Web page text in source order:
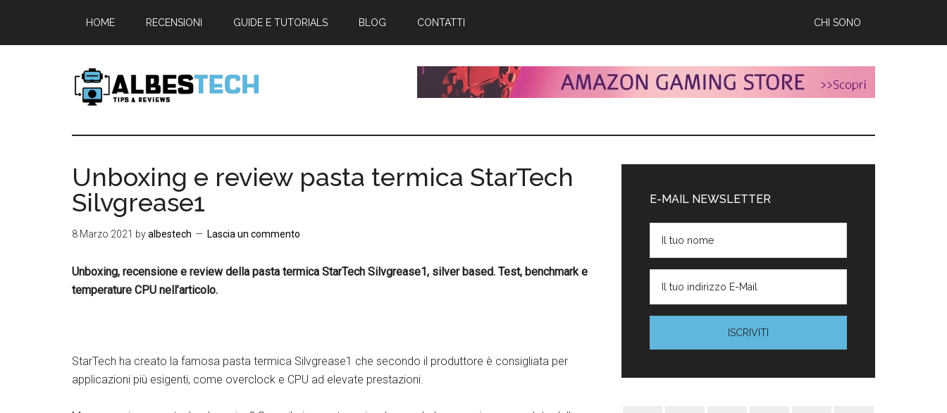
contenuto
barra
piè
HOME RECENSIONI GUIDE E TUTORIALS BLOG CONTATTI CHI SONO
Albestech
Tutorials,
&
Reviews
Unboxing e review pasta termica StarTech
Silvgrease1
8 Marzo 2021 byalbestech Lascia un commento
Unboxing, recensione e review della pasta termica StarTech Silvgrease1, silver based. Test, benchmark e
temperature CPU nell’articolo.
StarTech ha creato la famosa pasta termica Silvgrease1 che secondo il produttore è consigliata per
applicazioni più esigenti, come overclock e CPU ad elevate prestazioni.
laterale
primaria
E-MAIL NEWSLETTER